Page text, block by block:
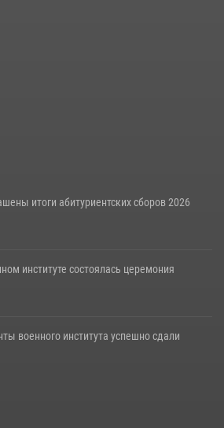
итоги абитуриентских сборов 2026
институте состоялась церемония
военного института успешно сдали